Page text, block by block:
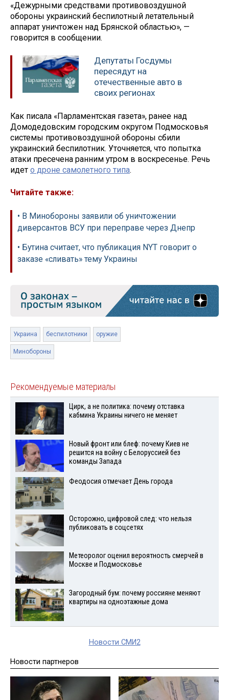
«Дежурными средствами противовоздушной
обороны украинский беспилотный летательный
аппарат уничтожен над Брянской областью», —
говорится в сообщении.
Депутаты Госдумы
пересядут на
отечественные авто в
своих регионах
Как писала «Парламентская газета», ранее над
Домодедовским городским округом Подмосковья
системы противовоздушной обороны сбили
украинский беспилотник. Уточняется, что попытка
атаки пресечена ранним утром в воскресенье. Речь
идет о дроне самолетного типа.
Читайте также:
• В Минобороны заявили об уничтожении
диверсантов ВСУ при переправе через Днепр
• Бутина считает, что публикация NYT говорит о
заказе «сливать» тему Украины
Украина беспилотники оружие
Минобороны
Рекомендуемые материалы
Цирк, а не политика: почему отставка
кабмина Украины ничего не меняет
Новый фронт или блеф: почему Киев не
решится на войну с Белоруссией без
команды Запада
Феодосия отмечает День города
Осторожно, цифровой след: что нельзя
публиковать в соцсетях
Метеоролог оценил вероятность смерчей в
Москве и Подмосковье
Загородный бум: почему россияне меняют
квартиры на одноэтажные дома
Новости СМИ2
Новости партнеров